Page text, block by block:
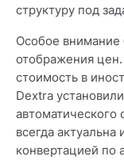
структуру под
Особое внимание
отображения
стоимость в
Dextra
автоматического
всегда
конвертацией по